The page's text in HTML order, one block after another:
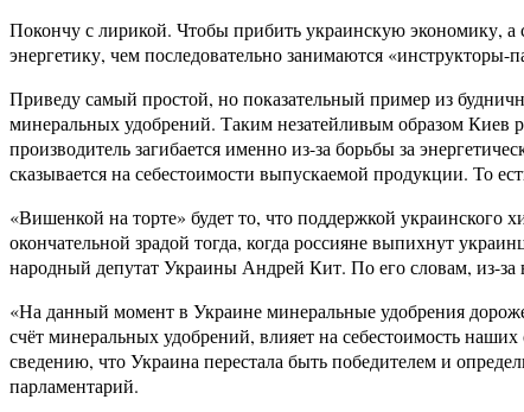
Покончу с лирикой. Чтобы прибить украинскую экономику, а
энергетику, чем последовательно занимаются
Приведу самый простой, но показательный пример из
минеральных удобрений. Таким незатейливым образом
производитель загибается именно из-за борьбы за
сказывается на себестоимости выпускаемой продукции. То
«Вишенкой на торте» будет то, что поддержкой украинского
окончательной зрадой тогда, когда россияне выпихнут
народный депутат Украины Андрей Кит. По его словам, из-
«На данный момент в Украине минеральные удобрения
счёт минеральных удобрений, влияет на себестоимость
сведению, что Украина перестала быть победителем и
парламентарий.